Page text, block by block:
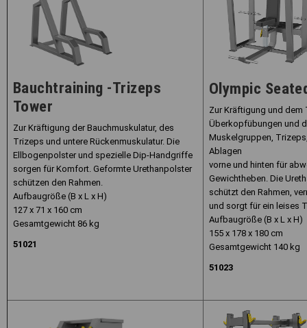
Bauchtraining -Trizeps
Tower
Zur Kräftigung der Bauchmuskulatur, des
Trizeps und untere Rückenmuskulatur. Die
Ellbogenpolster und spezielle Dip-Handgriffe
sorgen für Komfort. Geformte Urethanpolster
schützen den Rahmen.
Aufbaugröße (B x L x H)
127 x 71 x 160 cm
Gesamtgewicht 86 kg
51021
Olympic
Zur Kräftigung und dem
Überkopfübungen und
Muskelgruppen,
Ablagen
vorne und hinten für
Gewichtheben. Die
schützt den Rahmen,
und sorgt für ein leises
Aufbaugröße (B x L x H)
155 x 178 x 180 cm
Gesamtgewicht 140 kg
51023